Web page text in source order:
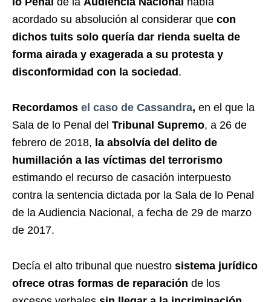
acordado su absolución al considerar que con
dichos tuits solo quería dar rienda suelta de
forma airada y exagerada a su protesta y
disconformidad con la sociedad .
Recordamos el caso de Cassandra, en el que la
Sala de lo Penal del Tribunal Supremo, a 26 de
febrero de 2018, la absolvía del delito de
humillación a las víctimas del terrorismo
estimando el recurso de casación interpuesto
contra la sentencia dictada por la Sala de lo Penal
de la Audiencia Nacional, a fecha de 29 de marzo
de 2017.
Decía el alto tribunal que nuestro sistema jurídico
ofrece otras formas de reparación de los